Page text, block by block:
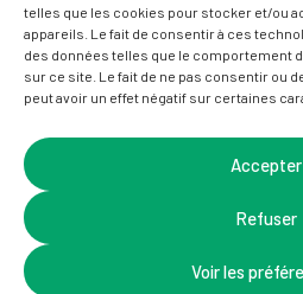
telles que les cookies pour stocker et/ou
appareils. Le fait de consentir à ces
des données telles que le comportement
sur ce site. Le fait de ne pas consentir ou
peut avoir un effet négatif sur certaines
Accepter
Refuser
Voir les
CGV– Site développé parLa
Nicotam